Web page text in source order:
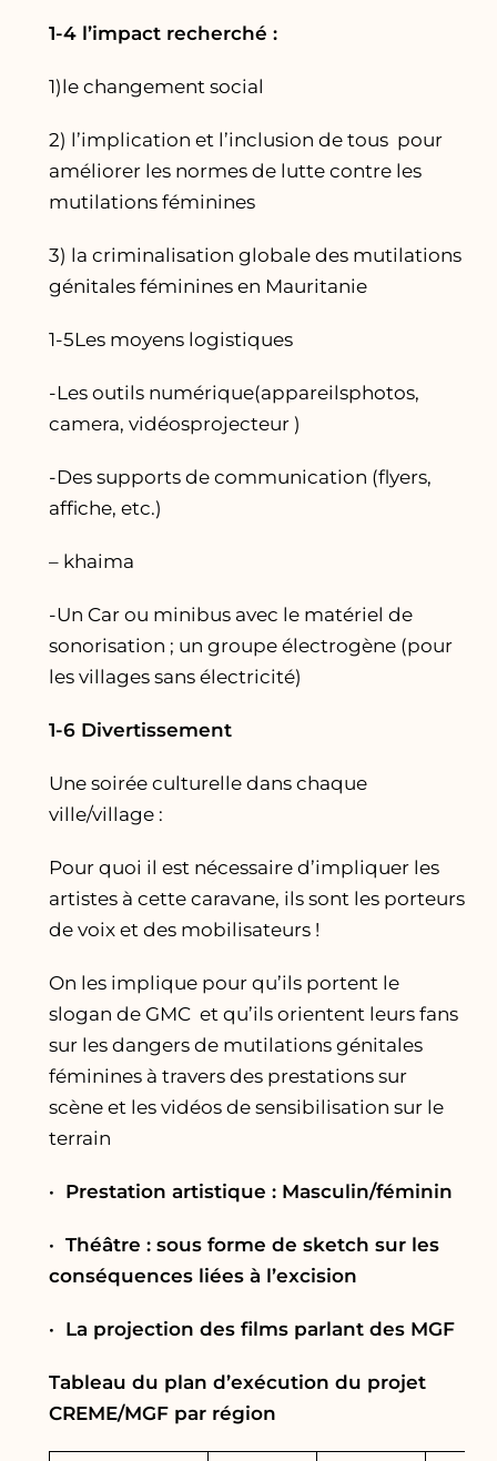
1-4 l’impact recherché :
1)le changement social
2) l’implication et l’inclusion de tous pour
améliorer les normes de lutte contre les
mutilations féminines
3) la criminalisation globale des mutilations
génitales féminines en Mauritanie
1-5Les moyens logistiques
-Les outils numérique(appareilsphotos,
camera, vidéosprojecteur )
-Des supports de communication (flyers,
affiche, etc.)
– khaima
-Un Car ou minibus avec le matériel de
sonorisation ; un groupe électrogène (pour
les villages sans électricité)
1-6 Divertissement
Une soirée culturelle dans chaque
ville/village :
­Pour quoi il est nécessaire d’impliquer les
artistes à cette caravane, ils sont les porteurs
de voix et des mobilisateurs !
On les implique pour qu’ils portent le
slogan de GMC et qu’ils orientent leurs fans
sur les dangers de mutilations génitales
féminines à travers des prestations sur
scène et les vidéos de sensibilisation sur le
terrain
· Prestation artistique : Masculin/féminin
· Théâtre : sous forme de sketch sur les
conséquences liées à l’excision
· La projection des films parlant des MGF
Tableau du plan d’exécution du projet
CREME/MGF par région